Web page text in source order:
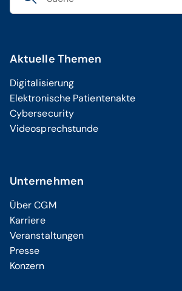
Aktuelle Themen
Digitalisierung
Elektronische Patientenakte
Cybersecurity
Videosprechstunde
Unternehmen
Über CGM
Karriere
Veranstaltungen
Presse
Konzern